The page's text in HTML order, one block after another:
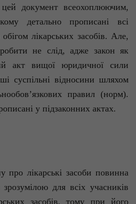
цей документ всеохоплюючим,
детально прописані всі
лікарських засобів. Але,
не слід, адже закон як
акт вищої юридичної сили
суспільні відносини шляхом
правил (норм).
у підзаконних актах.
про лікарські засоби повинна
для всіх учасників
засобів, тому при його